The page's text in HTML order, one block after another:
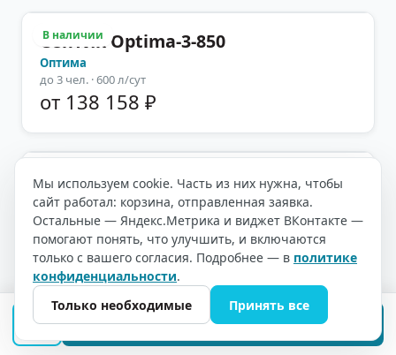
В наличии
Септик Optima-3-850
Оптима
до 3 чел. · 600 л/сут
от 138 158 ₽
Оптима 4
Оптима
до4чел.· 700 л/сут
от 135 630 ₽
В наличии
Септик Optima-4-1100
Оптима
ПОДОБРАТЬ СЕПТИК
Мы используем cookie. Часть из них нужна, чтобы
сайт работал: корзина, отправленная заявка.
Остальные — Яндекс.Метрика и виджет ВКонтакте —
помогают понять, что улучшить, и включаются
только с вашего согласия. Подробнее — в политике
конфиденциальности.
Только необходимые
Принять все